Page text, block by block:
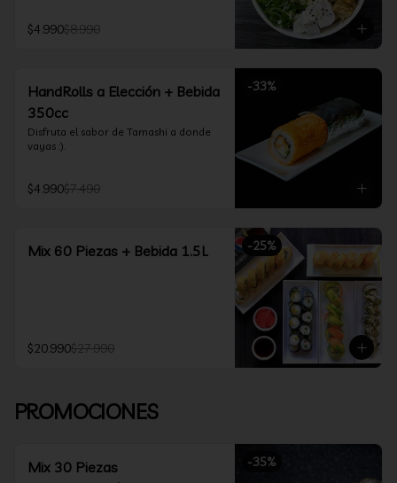
$4.990$8.990
-33%
HandRolls a Elección + Bebida
350cc
Disfruta el sabor de Tamashi a donde
vayas :).
$4.990$7.490
-25%
Mix 60 Piezas + Bebida 1.5L
$20.990$27.990
PROMOCIONES
-35%
Mix 30 Piezas